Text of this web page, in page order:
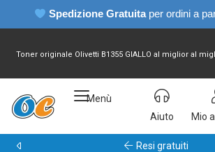
Spedizione Gratuita per ordini a
Toner originale Olivetti B1355 GIALLO al miglior al
Menù
Aiuto
Mio
Garanzia 24 mesi